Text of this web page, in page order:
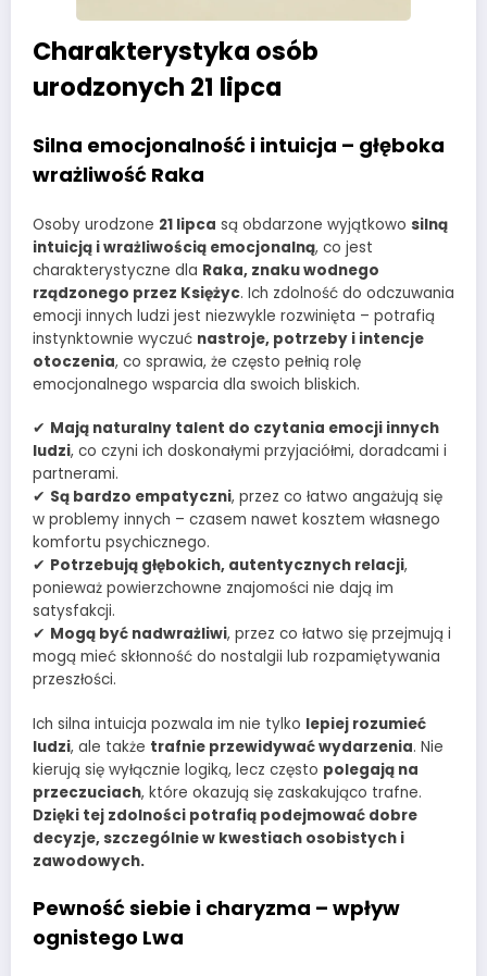
Charakterystyka osób
urodzonych 21 lipca
Silna emocjonalność i intuicja – głęboka
wrażliwość Raka
Osoby urodzone 21 lipca są obdarzone wyjątkowo silną
intuicją i wrażliwością emocjonalną, co jest
charakterystyczne dla Raka, znaku wodnego
rządzonego przez Księżyc. Ich zdolność do odczuwania
emocji innych ludzi jest niezwykle rozwinięta – potrafią
instynktownie wyczuć nastroje, potrzeby i intencje
otoczenia, co sprawia, że często pełnią rolę
emocjonalnego wsparcia dla swoich bliskich.
✔ Mają naturalny talent do czytania emocji innych
ludzi, co czyni ich doskonałymi przyjaciółmi, doradcami i
partnerami.
✔ Są bardzo empatyczni, przez co łatwo angażują się
w problemy innych – czasem nawet kosztem własnego
komfortu psychicznego.
✔ Potrzebują głębokich, autentycznych relacji,
ponieważ powierzchowne znajomości nie dają im
satysfakcji.
✔ Mogą być nadwrażliwi, przez co łatwo się przejmują i
mogą mieć skłonność do nostalgii lub rozpamiętywania
przeszłości.
Ich silna intuicja pozwala im nie tylko lepiej rozumieć
ludzi, ale także trafnie przewidywać wydarzenia. Nie
kierują się wyłącznie logiką, lecz często polegają na
przeczuciach, które okazują się zaskakująco trafne.
Dzięki tej zdolności potrafią podejmować dobre
decyzje, szczególnie w kwestiach osobistych i
zawodowych.
Pewność siebie i charyzma – wpływ
ognistego Lwa